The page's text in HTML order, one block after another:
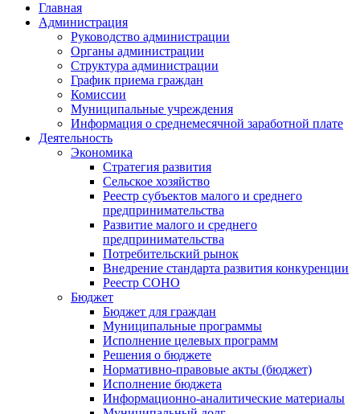
Главная
Администрация
Руководство администрации
Органы администрации
Структура администрации
График приема граждан
Комиссии
Муниципальные учреждения
Информация о среднемесячной заработной плате
Деятельность
Экономика
Стратегия развития
Сельское хозяйство
Реестр субъектов малого и среднего
предпринимательства
Развитие малого и среднего
предпринимательства
Потребительский рынок
Внедрение стандарта развития конкуренции
Реестр СОНО
Бюджет
Бюджет для граждан
Муниципальные программы
Исполнение целевых программ
Решения о бюджете
Нормативно-правовые акты (бюджет)
Исполнение бюджета
Информационно-аналитические материалы